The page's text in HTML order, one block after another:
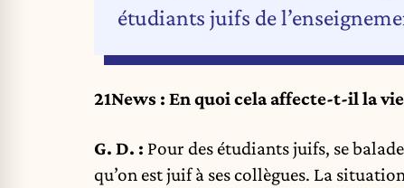
étudiants juifs de
21News : En quoi cela affecte-t-il la
G. D. : Pour des étudiants juifs, se
qu’on est juif à ses collègues. La